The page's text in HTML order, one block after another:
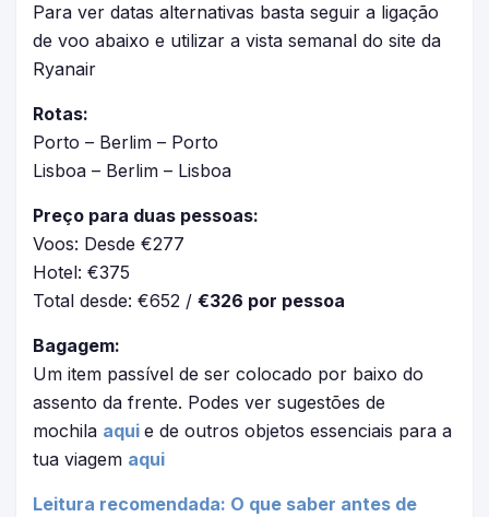
Para ver datas alternativas basta seguir a ligação
de voo abaixo e utilizar a vista semanal do site da
Ryanair
Rotas:
Porto – Berlim – Porto
Lisboa – Berlim – Lisboa
Preço para duas pessoas:
Voos: Desde €277
Hotel: €375
Total desde: €652 / €326 por pessoa
Bagagem:
Um item passível de ser colocado por baixo do
assento da frente. Podes ver sugestões de
mochila aqui e de outros objetos essenciais para a
tua viagem aqui
Leitura recomendada: O que saber antes de